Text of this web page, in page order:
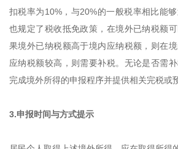
扣税率为10%，与20%的一般税率相比能
也规定了税收抵免政策，在境外已纳税额
果境外已纳税额高于境内应纳税额，则在
应纳税额较高，则需要补税。无论是否需
完成境外所得的申报程序并提供相关完税或
3.申报时间与方式提示